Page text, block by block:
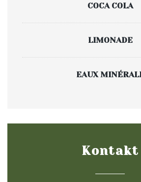
COCA COLA
LIMONADE
EAUX
Kontakt